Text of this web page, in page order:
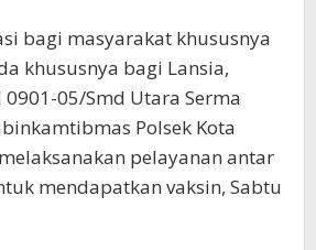
bagi masyarakat khususnya
khususnya bagi Lansia,
05/Smd Utara Serma
Polsek Kota
pelayanan antar
mendapatkan vaksin, Sabtu